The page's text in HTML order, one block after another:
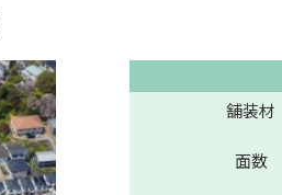
舗装材
面数